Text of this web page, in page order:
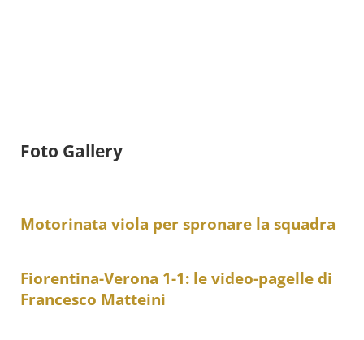
Foto Gallery
Motorinata viola per spronare la squadra
Fiorentina-Verona 1-1: le video-pagelle di
Francesco Matteini